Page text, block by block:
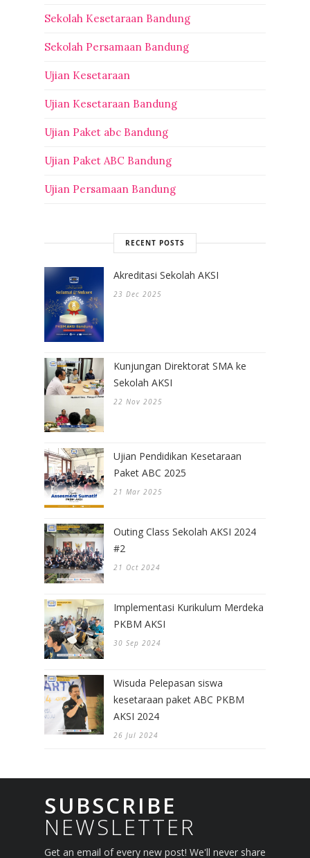
Sekolah Kesetaraan Bandung
Sekolah Persamaan Bandung
Ujian Kesetaraan
Ujian Kesetaraan Bandung
Ujian Paket abc Bandung
Ujian Paket ABC Bandung
Ujian Persamaan Bandung
RECENT POSTS
Akreditasi Sekolah AKSI
23 Dec 2025
Kunjungan Direktorat SMA ke
Sekolah AKSI
22 Nov 2025
Ujian Pendidikan Kesetaraan
Paket ABC 2025
21 Mar 2025
Outing Class Sekolah AKSI 2024
#2
21 Oct 2024
Implementasi Kurikulum Merdeka
PKBM AKSI
30 Sep 2024
Wisuda Pelepasan siswa
kesetaraan paket ABC PKBM
AKSI 2024
26 Jul 2024
SUBSCRIBE
NEWSLETTER
Get an email of every new post! We'll never share